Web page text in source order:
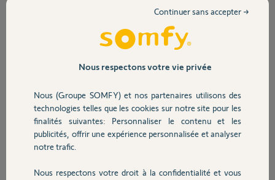
Sécurité
Domotique
Chauffage
Je souhaiterais installer des serrures connectées je voudrais savoir si il
pourrais gérer les deux serrures
Cordialement
fadz T.
il y a environ 6 ans
Participer au fil de discussion
Nous respectons votre vie privée
Nous (Groupe SOMFY) et nos partenaires utilisons des
technologies telles que les cookies sur notre site pour les
finalités suivantes: Personnaliser le contenu et les
publicités, offrir une expérience personnalisée et analyser
notre trafic.
Nous respectons votre droit à la confidentialité et vous
Continuer sans accepter →